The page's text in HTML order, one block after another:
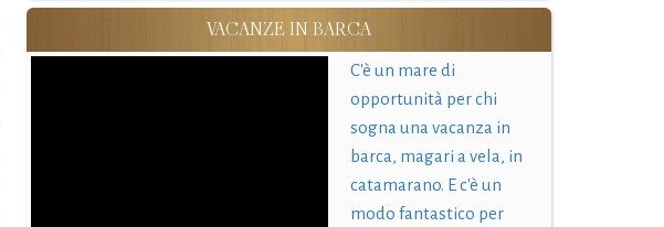
VACANZE IN BARCA
C'è un mare di
opportunità per chi
sogna una vacanza in
barca, magari a vela, in
catamarano. E c'è un
modo fantastico per